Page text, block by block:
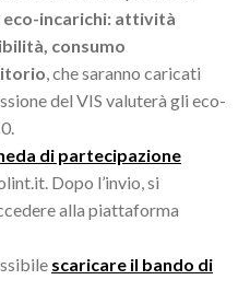
eco-incarichi: attività
consumo
, che saranno caricati
del VIS valuterà gli eco-
di partecipazione
Dopo l’invio, si
alla piattaforma
scaricare il bando di